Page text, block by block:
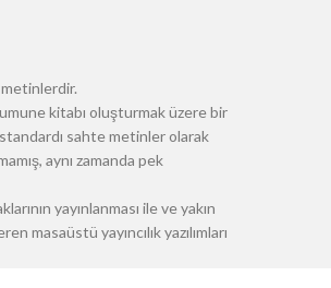
metinlerdir.
kitabı oluşturmak üzere bir
sahte metinler olarak
aynı zamanda pek
yayınlanması ile ve yakın
masaüstü yayıncılık yazılımları